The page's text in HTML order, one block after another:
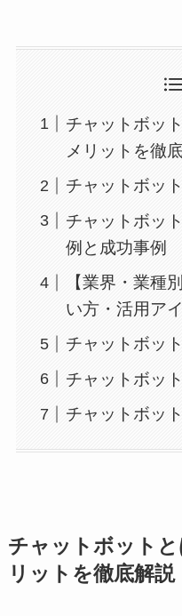
チャットボッ
メリットを徹
チャットボッ
チャットボッ
例と成功事例
【業界・業種
い方・活用ア
チャットボッ
チャットボッ
チャットボッ
チャットボット
リットを徹底解説